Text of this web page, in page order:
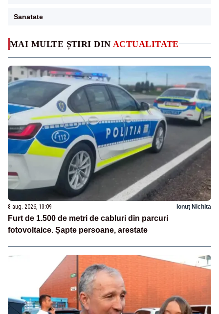
MAI MULTE ȘTIRI DIN ACTUALITATE
8 aug. 2026, 13:09 Ionuț Nichita
Furt de 1.500 de metri de cabluri din parcuri
fotovoltaice. Șapte persoane, arestate
Sanatate